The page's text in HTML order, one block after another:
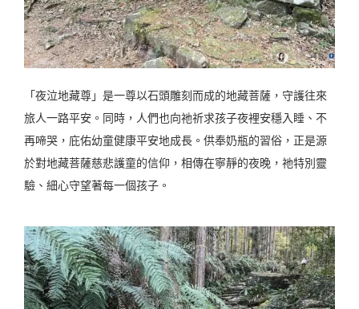
「夜泣地藏尊」是一尊以石頭雕刻而成的地藏菩薩，守護往來
旅人一路平安。同時，人們也向祂祈求孩子夜裡安穩入睡、不
再啼哭，庇佑幼童健康平安地成長。供奉奶瓶的習俗，正是源
於對地藏菩薩慈悲護童的信仰，相傳在寧靜的夜晚，祂特別靈
驗、細心守望著每一個孩子。